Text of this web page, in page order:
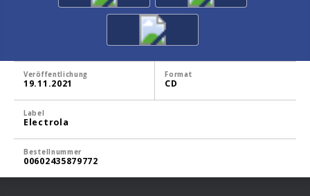
Veröffentlichung
19.11.2021
Format
CD
Label
Electrola
Bestellnummer
00602435879772